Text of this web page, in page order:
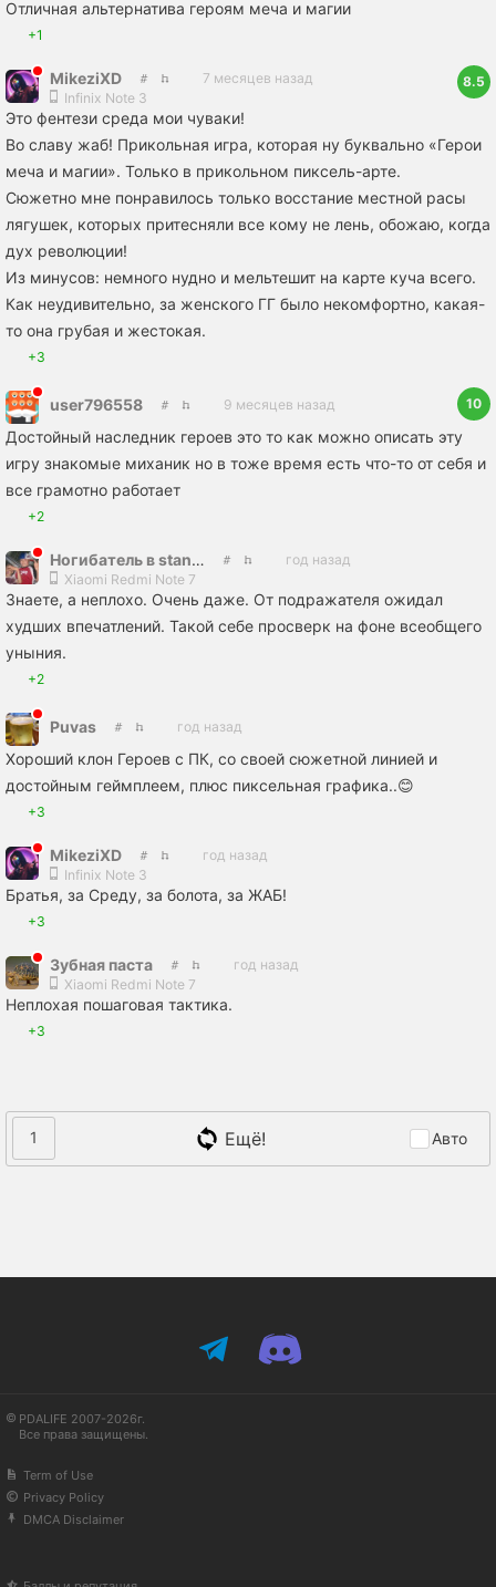
Отличная альтернатива героям меча и магии
+1
MikeziXD
7 месяцев назад
Infinix Note 3
8.5
Это фентези среда мои чуваки!
Во славу жаб! Прикольная игра, которая ну буквально «Герои
меча и магии». Только в прикольном пиксель-арте.
Сюжетно мне понравилось только восстание местной расы
лягушек, которых притесняли все кому не лень, обожаю, когда
дух революции!
Из минусов: немного нудно и мельтешит на карте куча всего.
Как неудивительно, за женского ГГ было некомфортно, какая-
то она грубая и жестокая.
+3
user796558 9 месяцев назад 10
Достойный наследник героев это то как можно описать эту
игру знакомые миханик но в тоже время есть что-то от себя и
все грамотно работает
+2
Ногибатель в standoff2 Spechnaz Polizei
год назад
Xiaomi Redmi Note 7
Знаете, а неплохо. Очень даже. От подражателя ожидал
худших впечатлений. Такой себе просверк на фоне всеобщего
уныния.
+2
Puvas год назад
Хороший клон Героев с ПК, со своей сюжетной линией и
достойным геймплеем, плюс пиксельная графика..😊
+3
MikeziXD
год назад
Infinix Note 3
Братья, за Среду, за болота, за ЖАБ!
+3
Зубная пaста
год назад
Xiaomi Redmi Note 7
Неплохая пошаговая тактика.
+3
1 Ещё! Авто
PDALIFE 2007-2026г.
Все права защищены.
Term of Use
Privacy Policy
DMCA Disclaimer